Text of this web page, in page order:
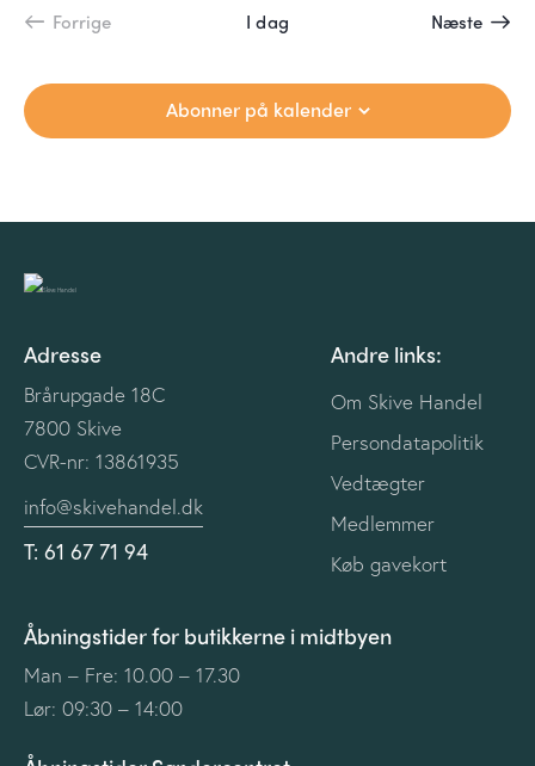
Forrige
I dag Næste
Abonner på kalender
Adresse
Brårupgade 18C
7800 Skive
CVR-nr: 13861935
info@skivehandel.dk
T: 61 67 71 94
Andre links:
Om Skive Handel
Persondatapolitik
Vedtægter
Medlemmer
Køb gavekort
Åbningstider for butikkerne i midtbyen
Man – Fre: 10.00 – 17.30
Lør: 09:30 – 14:00